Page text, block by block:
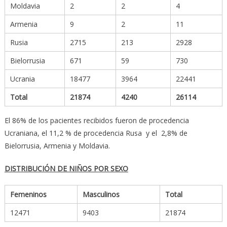
Moldavia 2 2
4
Armenia
9 2
11
Rusia
2715 213
2928
Bielorrusia
671 59
730
Ucrania
18477 3964
22441
Total
21874 4240 26114
El 86% de los pacientes recibidos fueron de procedencia
Ucraniana, el 11,2 % de procedencia Rusa y el 2,8% de
Bielorrusia, Armenia y Moldavia.
DISTRIBUCIÓN DE NIÑOS POR SEXO
Femeninos Masculinos
Total
12471
9403 21874